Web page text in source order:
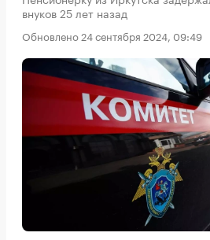
внуков 25 лет назад
Обновлено 24 сентября 2024, 09:49